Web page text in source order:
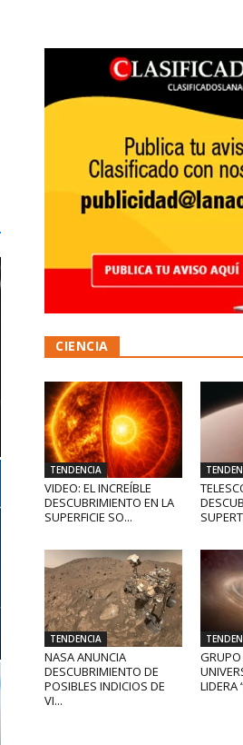
CIENCIA
TENDENCIA
VIDEO: EL INCREÍBLE
DESCUBRIMIENTO EN LA
SUPERFICIE SO...
TENDENCIA
NASA ANUNCIA
DESCUBRIMIENTO DE
POSIBLES INDICIOS DE
VI...
GRUPO
LIDERA